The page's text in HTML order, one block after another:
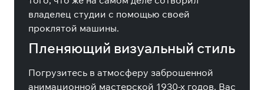
владелец студии с помощью своей
проклятой машины.
Пленяющий визуальный стиль
Погрузитесь в атмосферу заброшенной
анимационной мастерской 1930-х годов. Вас